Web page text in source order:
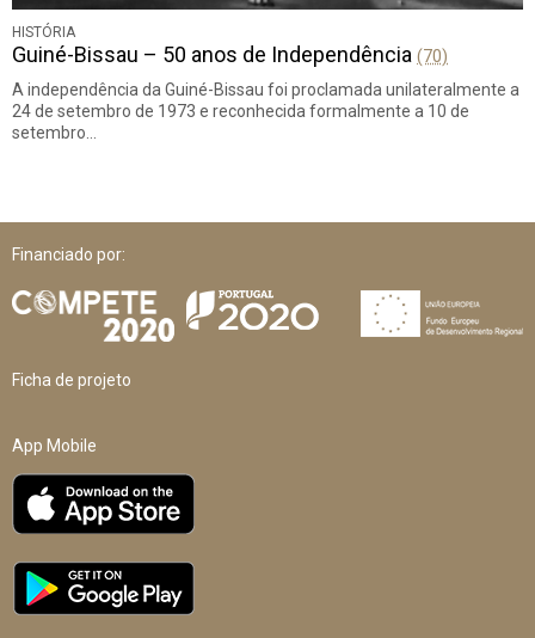
HISTÓRIA
Guiné-Bissau – 50 anos de Independência (70)
A independência da Guiné-Bissau foi proclamada unilateralmente a
24 de setembro de 1973 e reconhecida formalmente a 10 de
setembro…
Financiado por:
Ficha de projeto
App Mobile